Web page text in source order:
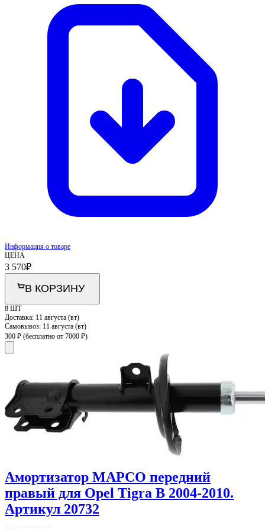
Информация о товаре
ЦЕНА
3 570₽
В КОРЗИНУ
8 ШТ
Доставка: 11 августа (вт)
Самовывоз: 11 августа (вт)
300 ₽ (бесплатно от 7000 ₽)
Амортизатор MAPCO передний
правый для Opel Tigra B 2004-2010.
Артикул 20732